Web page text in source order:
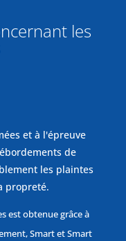
les
et à l'épreuve
de
les plaintes
propreté.
est obtenue grâce à
Smart et Smart